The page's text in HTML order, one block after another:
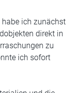
habe ich zunächst
direkt in
zu
ich sofort